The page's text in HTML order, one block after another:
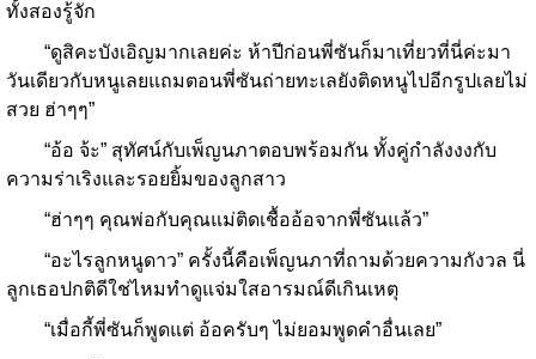
ทั้งสองรู้จัก
“ดูสิคะบังเอิญมากเลยค่ะ ห้าปีก่อนพี่ซันก็มาเที่ยวที่นี่ค่ะมา
วันเดียวกับหนูเลยแถมตอนพี่ซันถ่ายทะเลยังติดหนูไปอีกรูปเลยไม่
สวย ฮ่าๆๆ”
“อ้อ จ้ะ” สุทัศน์กับเพ็ญนภาตอบพร้อมกัน ทั้งคู่กำลังงงกับ
ความร่าเริงและรอยยิ้มของลูกสาว
“ฮ่าๆๆ คุณพ่อกับคุณแม่ติดเชื้ออ้อจากพี่ซันแล้ว”
“อะไรลูกหนูดาว” ครั้งนี้คือเพ็ญนภาที่ถามด้วยความกังวล นี่
ลูกเธอปกติดีใช่ไหมทำดูแจ่มใสอารมณ์ดีเกินเหตุ
“เมื่อกี้พี่ซันก็พูดแต่ อ้อครับๆ ไม่ยอมพูดคำอื่นเลย”